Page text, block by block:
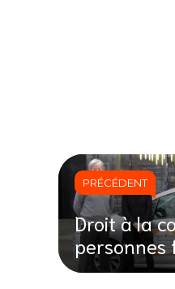
PRÉCÉDENT
Droit à la
personnes